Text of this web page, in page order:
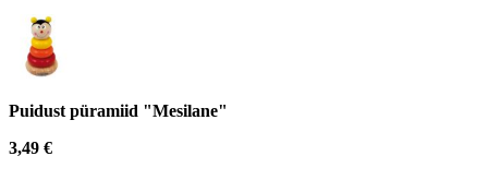
Puidust püramiid "Mesilane"
3,49 €